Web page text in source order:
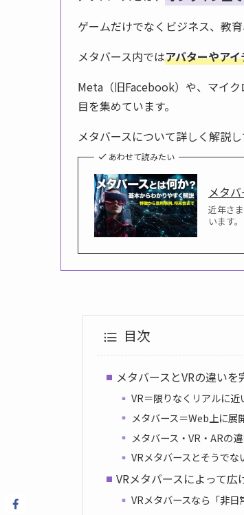
ゲームだけでなくビジネス、教
メタバース内ではアバターやア
Meta（旧Facebook）や、マイ
目を集めています。
メタバースについて詳しく解説
あわせて読みたい
メタ
近年さ
います
目次
メタバースとVRの違いを
VR＝限りなくリアルに近
メタバース＝Web上に展
メタバース・VR・ARの
VRメタバースとそうでな
VRメタバースによって
VRメタバースなら「非日